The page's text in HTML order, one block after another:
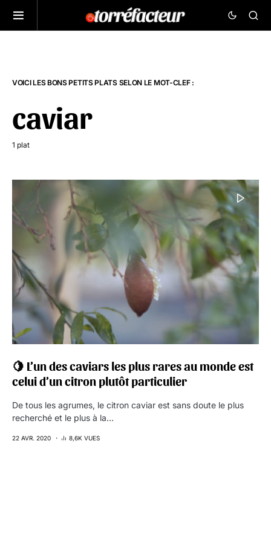
VOICI LES BONS PETITS PLATS SELON LE MOT-CLEF :
caviar
1 plat
🍋 L’un des caviars les plus rares au monde est
celui d’un citron plutôt particulier
De tous les agrumes, le citron caviar est sans doute le plus
recherché et le plus à la…
22 AVR. 2020 8,6K VUES